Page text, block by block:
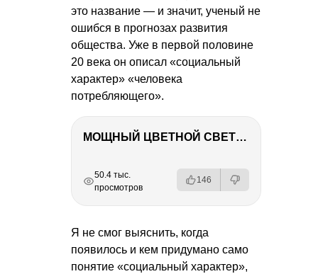
это название — и значит, ученый не
ошибся в прогнозах развития
общества. Уже в первой половине
20 века он описал «социальный
характер» «человека
потребляющего».
МОЩНЫЙ ЦВЕТНОЙ СВЕТ – NANLITE FC-500C
РЕКЛАМА
РЕКЛАМА
РЕКЛАМА
50.4 тыс.
просмотров
146
Я не смог выяснить, когда
появилось и кем придумано само
понятие «социальный характер»,